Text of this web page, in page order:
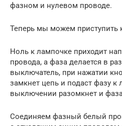
фазном и нулевом проводе.
Теперь мы можем приступить
Ноль к лампочке приходит
провода, а фаза делается в
выключатель, при нажатии
замкнет цепь и подаст фазу к
выключении разомкнет и
Соединяем фазный белый